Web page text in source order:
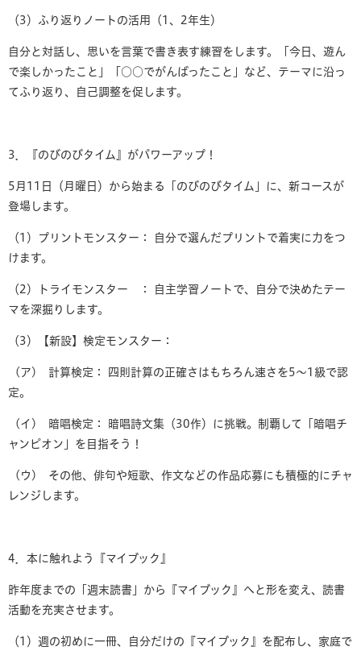
（3）ふり返りノートの活用（1、2年生）
自分と対話し、思いを言葉で書き表す練習をします。「今日、遊ん
で楽しかったこと」「○○でがんばったこと」など、テーマに沿っ
てふり返り、自己調整を促します。
3．『のびのびタイム』がパワーアップ！
5月11日（月曜日）から始まる「のびのびタイム」に、新コースが
登場します。
（1）プリントモンスター： 自分で選んだプリントで着実に力をつ
けます。
（2）トライモンスター ： 自主学習ノートで、自分で決めたテー
マを深掘りします。
（3）【新設】検定モンスター：
(ア) 計算検定： 四則計算の正確さはもちろん速さを5〜1級で認
定。
(イ) 暗唱検定： 暗唱詩文集（30作）に挑戦。制覇して「暗唱チ
ャンピオン」を目指そう！
(ウ) その他、俳句や短歌、作文などの作品応募にも積極的にチャ
レンジします。
4．本に触れよう『マイブック』
昨年度までの「週末読書」から『マイブック』へと形を変え、読書
活動を充実させます。
（1）週の初めに一冊、自分だけの『マイブック』を配布し、家庭で